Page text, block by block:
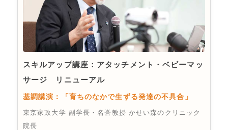
スキルアップ講座：アタッチメント・ベビーマッ
サージ リニューアル
基調講演：「育ちのなかで生ずる発達の不具合」
東京家政大学 副学長・名誉教授 かせい森のクリニック
院長